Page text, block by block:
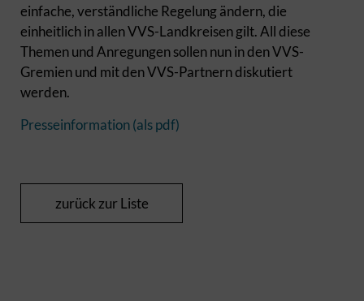
einfache, verständliche Regelung ändern, die
einheitlich in allen VVS-Landkreisen gilt. All diese
Themen und Anregungen sollen nun in den VVS-
Gremien und mit den VVS-Partnern diskutiert
werden.
Presseinformation (als pdf)
zurück zur Liste